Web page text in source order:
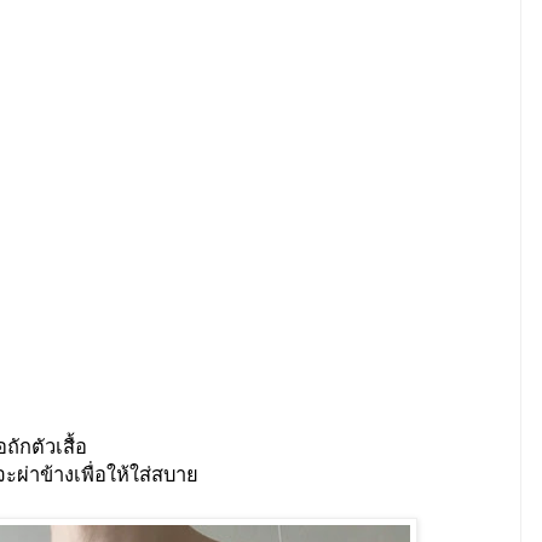
กตัวเสื้อ
าข้างเพื่อให้ใส่สบาย